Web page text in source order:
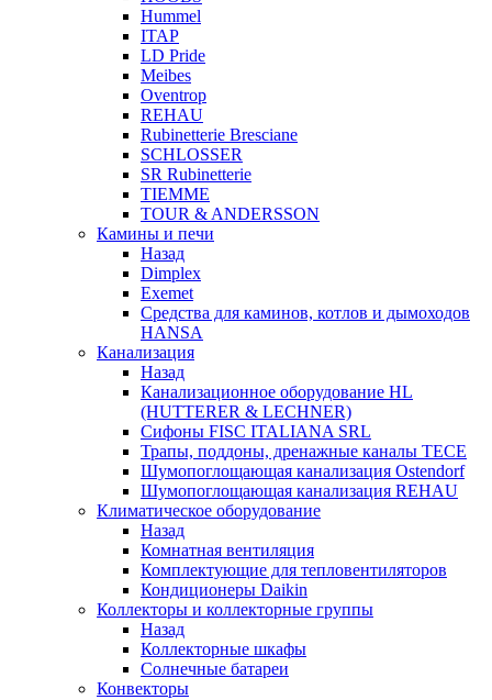
Hummel
ITAP
LD Pride
Meibes
Oventrop
REHAU
Rubinetterie Bresciane
SCHLOSSER
SR Rubinetterie
TIEMME
TOUR & ANDERSSON
Камины и печи
Назад
Dimplex
Exemet
Средства для каминов, котлов и дымоходов
HANSA
Канализация
Назад
Канализационное оборудование HL
(HUTTERER & LECHNER)
Сифоны FISC ITALIANA SRL
Трапы, поддоны, дренажные каналы TECE
Шумопоглощающая канализация Ostendorf
Шумопоглощающая канализация REHAU
Климатическое оборудование
Назад
Комнатная вентиляция
Комплектующие для тепловентиляторов
Кондиционеры Daikin
Коллекторы и коллекторные группы
Назад
Коллекторные шкафы
Солнечные батареи
Конвекторы